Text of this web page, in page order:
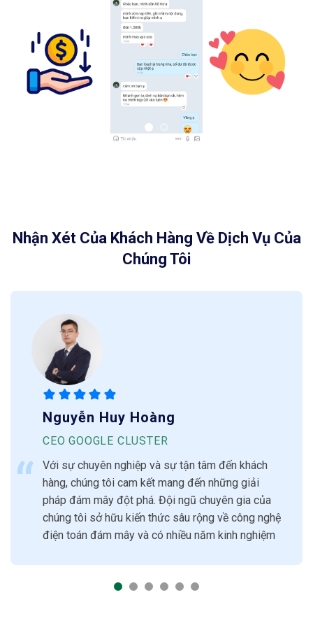
Nhận Xét Của Khách Hàng Về Dịch Vụ Của
Chúng Tôi
Nguyễn Huy Hoàng
CEO GOOGLE CLUSTER
Với sự chuyên nghiệp và sự tận tâm đến khách
hàng, chúng tôi cam kết mang đến những giải
pháp đám mây đột phá. Đội ngũ chuyên gia của
chúng tôi sở hữu kiến thức sâu rộng về công nghệ
điện toán đám mây và có nhiều năm kinh nghiệm